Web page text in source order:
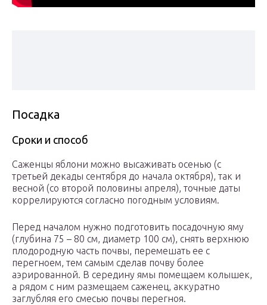
Посадка
Сроки и способ
Саженцы яблони можно высаживать осенью (с
третьей декады сентября до начала октября), так и
весной (со второй половины апреля), точные даты
коррелируются согласно погодным условиям.
Перед началом нужно подготовить посадочную яму
(глубина 75 – 80 см, диаметр 100 см), снять верхнюю
плодородную часть почвы, перемешать ее с
перегноем, тем самым сделав почву более
аэрированной. В середину ямы помещаем колышек,
а рядом с ним размещаем саженец, аккуратно
заглубляя его смесью почвы перегноя.